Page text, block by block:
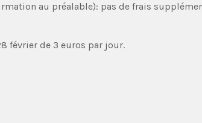
au préalable): pas de frais
février de 3 euros par jour.